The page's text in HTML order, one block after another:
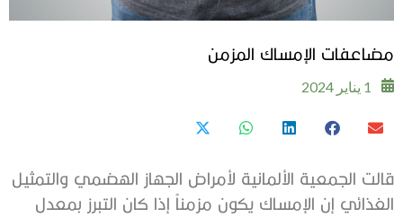
مضاعفات الإمساك المزمن
1 يناير 2024
قالت الجمعية الألمانية لأمراض ‫الجهاز الهضمي والتمثيل
الغذائي إن الإمساك يكون مزمناً إذا كان التبرز ‫بمعدل